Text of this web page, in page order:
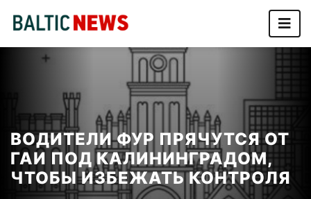
ВОДИТЕЛИ ФУР ПРЯЧУТСЯ ОТ
ГАИ ПОД КАЛИНИНГРАДОМ,
ЧТОБЫ ИЗБЕЖАТЬ КОНТРОЛЯ